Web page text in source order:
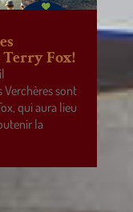
Terry Fox!
Verchères sont
qui aura lieu
la